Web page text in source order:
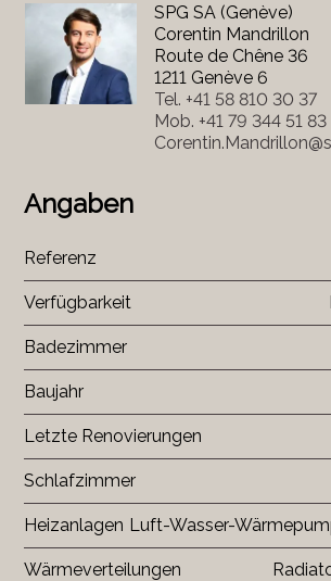
SPG SA (Genève)
Corentin Mandrillon
Route de Chêne 36
1211 Genève 6
Tel. +41 58 810 30 37
Mob. +41 79 344 51 83
Angaben
Referenz
Verfügbarkeit
Badezimmer
Baujahr
Letzte Renovierungen
Schlafzimmer
Heizanlagen Luft-Wasser-
Wärmeverteilungen